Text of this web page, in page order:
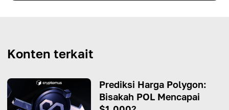
Konten terkait
Prediksi Harga Polygon:
Bisakah POL Mencapai